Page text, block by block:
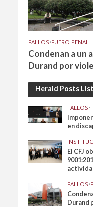
FALLOS•FUERO PENAL
Condenan a un
Durand por
Herald Posts List
FALLOS•
en
El CFJ
FALLOS•
Durand